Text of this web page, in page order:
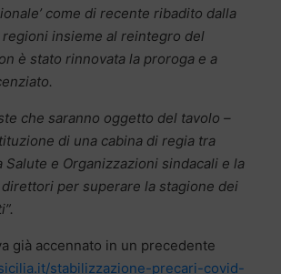
come di recente ribadito dalla
insieme al reintegro del
è stato rinnovata la proroga e a
che saranno oggetto del tavolo –
di una cabina di regia tra
Salute e Organizzazioni sindacali e la
per superare la stagione dei
già accennato in un precedente
stabilizzazione-precari-covid-